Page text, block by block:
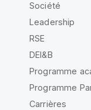
Société
Leadership
RSE
DEI&B
Programme
Programme
Carrières